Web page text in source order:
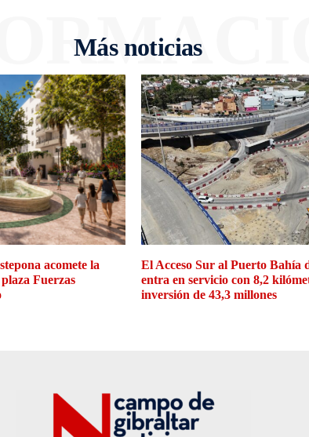
Más noticias
acomete la
Fuerzas
El Acceso Sur al Puerto Bahía
entra en servicio con 8,2
inversión de 43,3 millones